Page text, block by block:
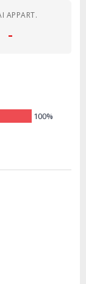
APPART.
-
100%